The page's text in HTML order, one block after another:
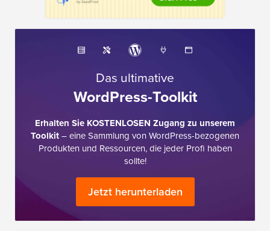
Das ultimative
WordPress-Toolkit
Erhalten Sie KOSTENLOSEN Zugang zu unserem
Toolkit– eine Sammlung von WordPress-bezogenen
Produkten und Ressourcen, die jeder Profi haben
sollte!
Jetzt herunterladen